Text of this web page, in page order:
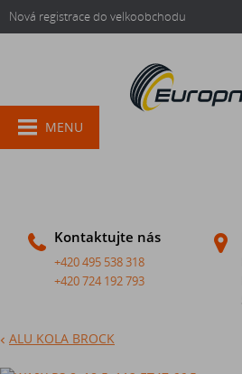
Nová registrace do velkoobchodu
Kontaktujte nás
+420 495 538 318
+420 724 192 793
MENU
ALU KOLA BROCK